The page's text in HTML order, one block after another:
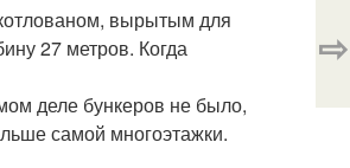
вырытым для
27 метров. Когда
деле бункеров не было,
самой многоэтажки.
⇨